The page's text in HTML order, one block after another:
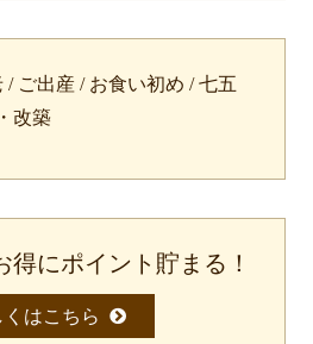
/ ご出産 / お食い初め / 七五
改築
得にポイント貯まる！
くはこちら